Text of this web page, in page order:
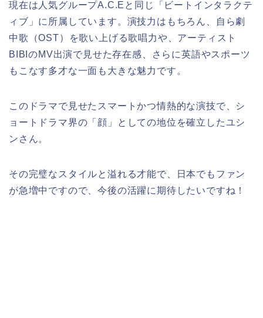
現在は人気グループA.C.Eと同じ「ビートインタラクテ
ィブ」に所属しています。演技力はもちろん、自ら劇
中歌（OST）を歌い上げる歌唱力や、アーティスト
BIBIのMV出演で見せた存在感、さらに英語やスポーツ
もこなす多才な一面も大きな魅力です。
このドラマで見せたスマートかつ情熱的な演技で、シ
ョートドラマ界の「顔」としての地位を確立したユシ
ンさん。
その完璧なスタイルと溢れる才能で、日本でもファン
が急増中ですので、今後の活躍に期待したいですね！